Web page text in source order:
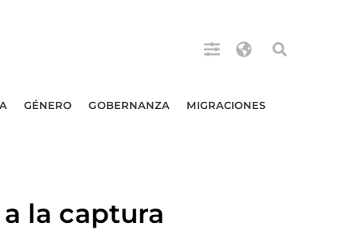
GÉNERO GOBERNANZA MIGRACIONES
la captura